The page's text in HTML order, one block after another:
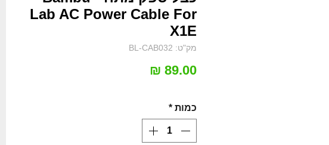
Lab AC Power Cable For
X1E
מק"ט: BL-CAB032
כמות *